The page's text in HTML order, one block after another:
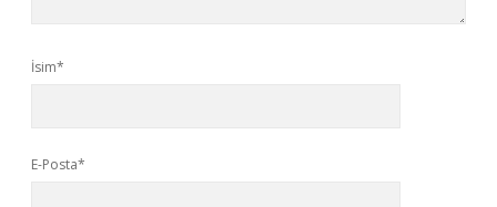
İsim*
E-Posta*